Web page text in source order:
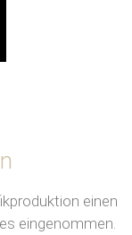
einen
eingenommen.